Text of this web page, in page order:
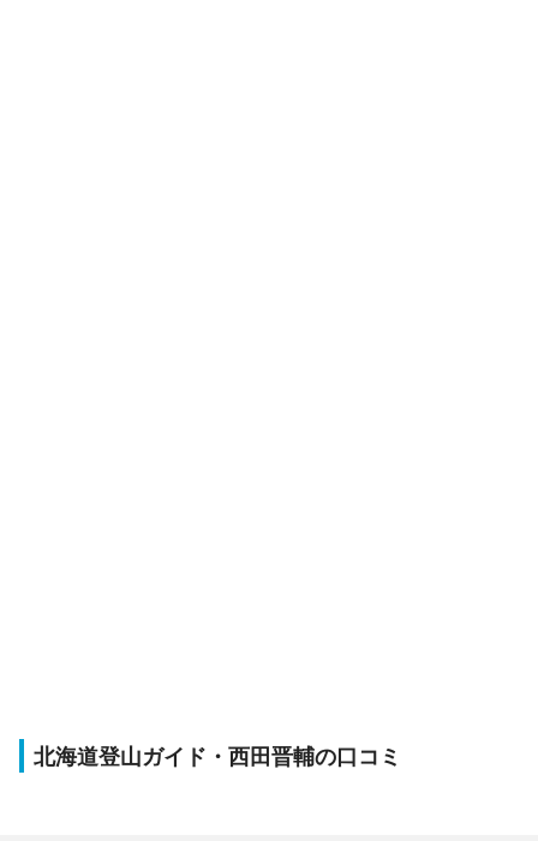
北海道登山ガイド・西田晋輔の口コミ